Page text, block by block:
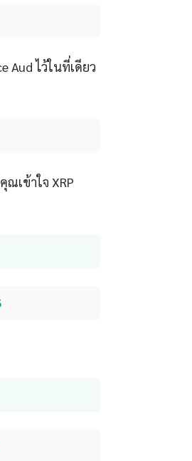
Aud ไว้ในที่เดียว
เข้าใจ XRP